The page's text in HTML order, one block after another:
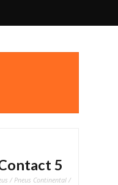
5
/Pneus Continental /